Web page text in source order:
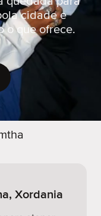
cidade e
o que ofrece.
Xordania